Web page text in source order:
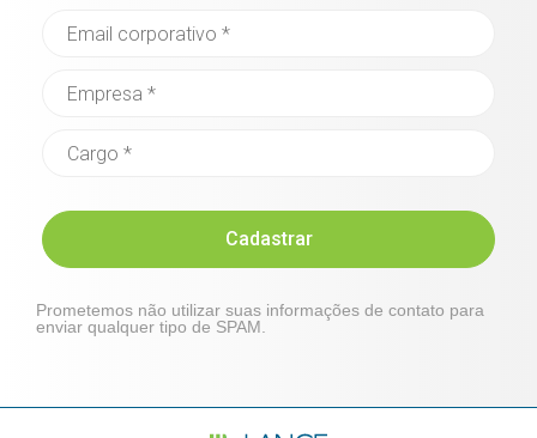
Cadastrar
Prometemos não utilizar suas informações de contato para
enviar qualquer tipo de SPAM.